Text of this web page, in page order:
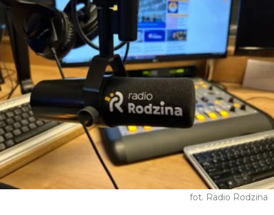
fot. Radio Rodzina